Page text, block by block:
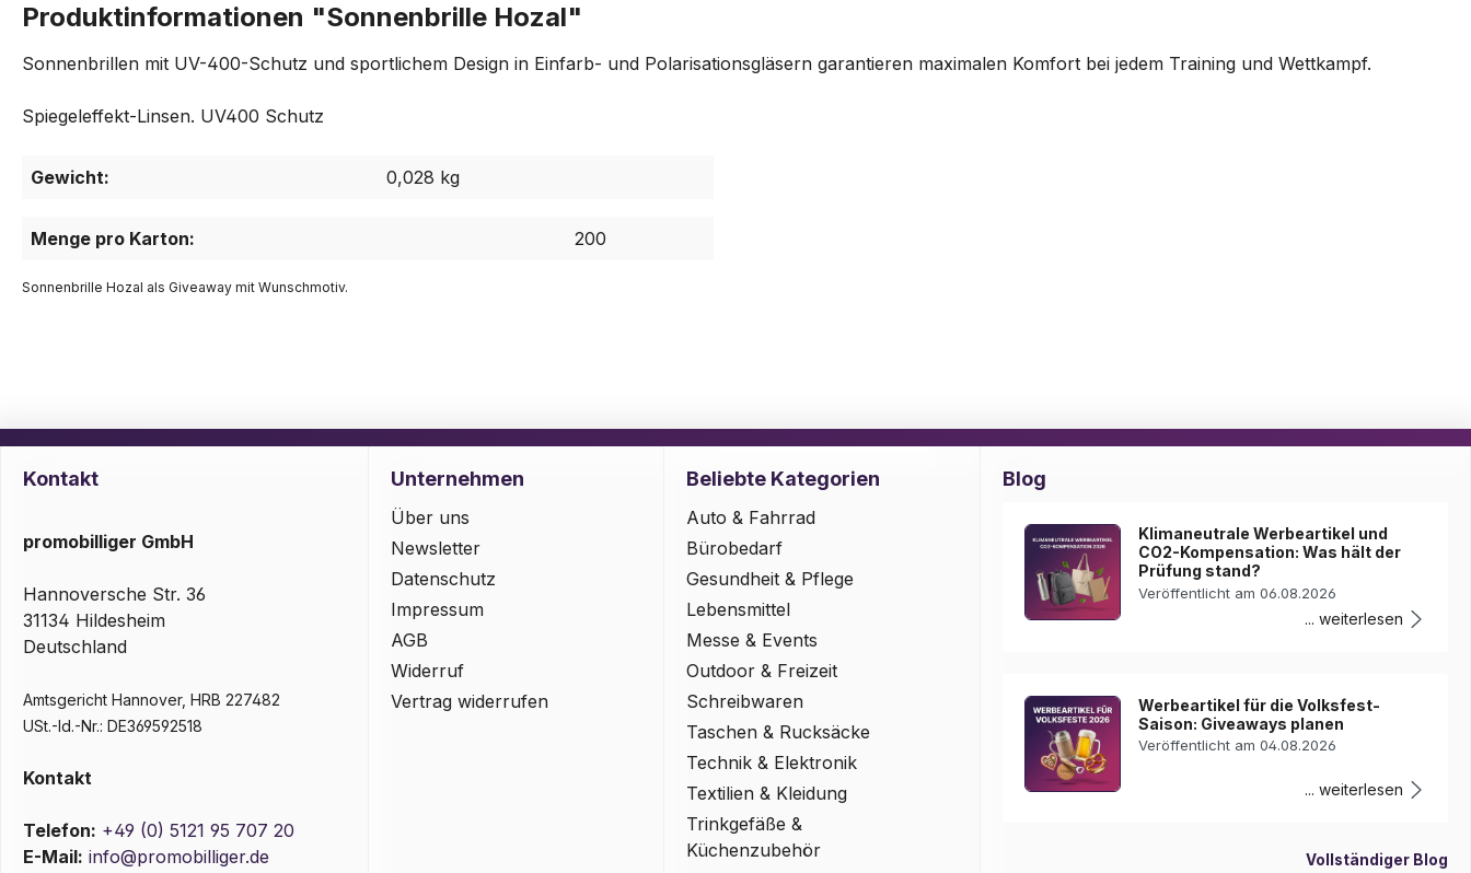
Produktinformationen "Sonnenbrille Hozal"
Sonnenbrillen mit UV-400-Schutz und sportlichem Design in Einfarb- und Polarisationsgläsern garantieren maximalen Komfort bei jedem Training und Wettkampf.
Spiegeleffekt-Linsen. UV400 Schutz
Gewicht: 0,028 kg
Menge pro Karton: 200
Sonnenbrille Hozal als Giveaway mit Wunschmotiv.
Kontakt
promobilliger GmbH
Hannoversche Str. 36
31134 Hildesheim
Deutschland
Amtsgericht Hannover, HRB 227482
USt.-Id.-Nr.: DE369592518
Kontakt
Telefon: +49 (0) 5121 95 707 20
E-Mail: info@promobilliger.de
Unternehmen
Über uns
Newsletter
Datenschutz
Impressum
AGB
Widerruf
Vertrag widerrufen
Beliebte Kategorien
Auto & Fahrrad
Bürobedarf
Gesundheit & Pflege
Lebensmittel
Messe & Events
Outdoor & Freizeit
Schreibwaren
Taschen & Rucksäcke
Technik & Elektronik
Textilien & Kleidung
Trinkgefäße &
Küchenzubehör
Blog
Klimaneutrale Werbeartikel und
CO2-Kompensation: Was hält der
Prüfung stand?
Veröffentlicht am 06.08.2026
... weiterlesen
Werbeartikel für die Volksfest-
Saison: Giveaways planen
Veröffentlicht am 04.08.2026
... weiterlesen
Vollständiger Blog